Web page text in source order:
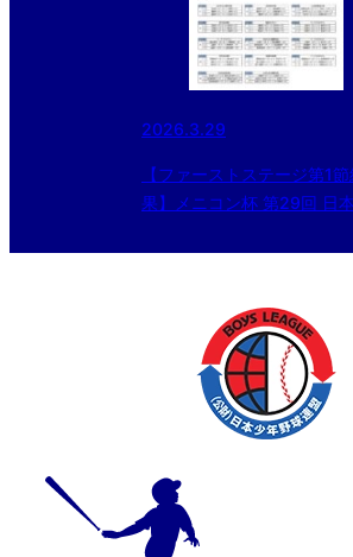
2026.3.29
【ファーストステージ第1節
果】メニコン杯 第29回 日
エリア試合結果